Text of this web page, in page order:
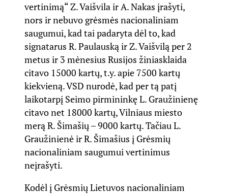
vertinimą“ Z. Vaišvila ir A. Nakas įrašyti,
nors ir nebuvo grėsmės nacionaliniam
saugumui, kad tai padaryta dėl to, kad
signatarus R. Paulauską ir Z. Vaišvilą per 2
metus ir 3 mėnesius Rusijos žiniasklaida
citavo 15000 kartų, t.y. apie 7500 kartų
kiekvieną. VSD nurodė, kad per tą patį
laikotarpį Seimo pirmininkę L. Graužinienę
citavo net 18000 kartų, Vilniaus miesto
merą R. Šimašių – 9000 kartų. Tačiau L.
Graužinienė ir R. Šimašius į Grėsmių
nacionaliniam saugumui vertinimus
neįrašyti.
Kodėl į Grėsmių Lietuvos nacionaliniam